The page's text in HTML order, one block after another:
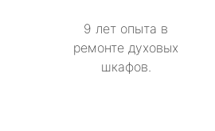
9 лет опыта в
ремонте духовых
шкафов.